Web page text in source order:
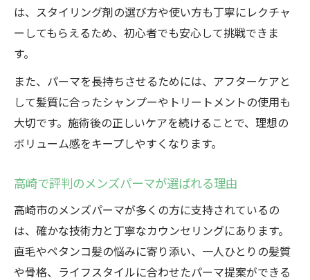
は、スタイリング剤の選び方や使い方も丁寧にレクチャ
ーしてもらえるため、初心者でも安心して挑戦できま
す。
また、パーマを長持ちさせるためには、アフターケアと
して髪質に合ったシャンプーやトリートメントの使用も
大切です。施術後の正しいケアを続けることで、理想の
ボリューム感をキープしやすくなります。
高崎で評判のメンズパーマが選ばれる理由
高崎市のメンズパーマが多くの方に支持されているの
は、確かな技術力と丁寧なカウンセリングにあります。
直毛やペタンコ髪の悩みに寄り添い、一人ひとりの髪質
や骨格、ライフスタイルに合わせたパーマ提案ができる